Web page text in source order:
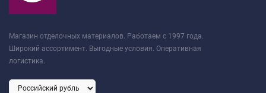
Магазин отделочных материалов. Работаем с 1997 года.
Широкий ассортимент. Выгодные условия. Оперативная
логистика.